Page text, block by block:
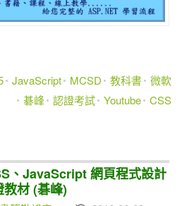
JavaScript MCSD 教科書 微軟
碁峰 認證考試 Youtube CSS
、JavaScript 網頁程式設計
材 (碁峰)